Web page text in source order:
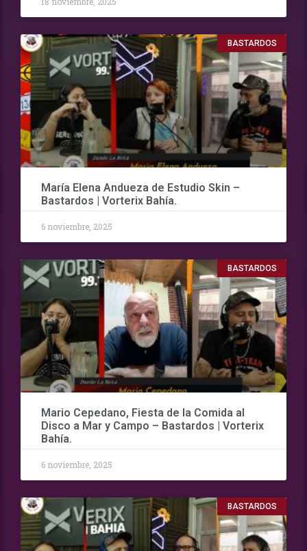
BASTARDOS
María Elena Andueza de Estudio Skin –
Bastardos | Vorterix Bahía.
6 noviembre, 2025
BASTARDOS
Mario Cepedano, Fiesta de la Comida al
Disco a Mar y Campo – Bastardos | Vorterix
Bahía.
6 noviembre, 2025
BASTARDOS